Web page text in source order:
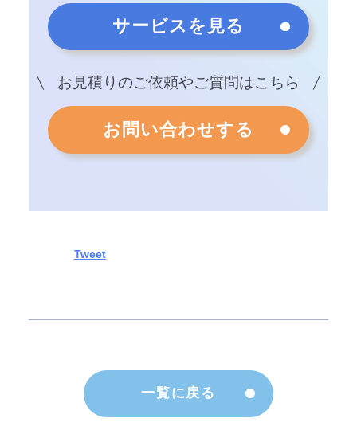
サービスを見る
お見積りのご依頼やご質問はこちら
お問い合わせする
一覧に戻る